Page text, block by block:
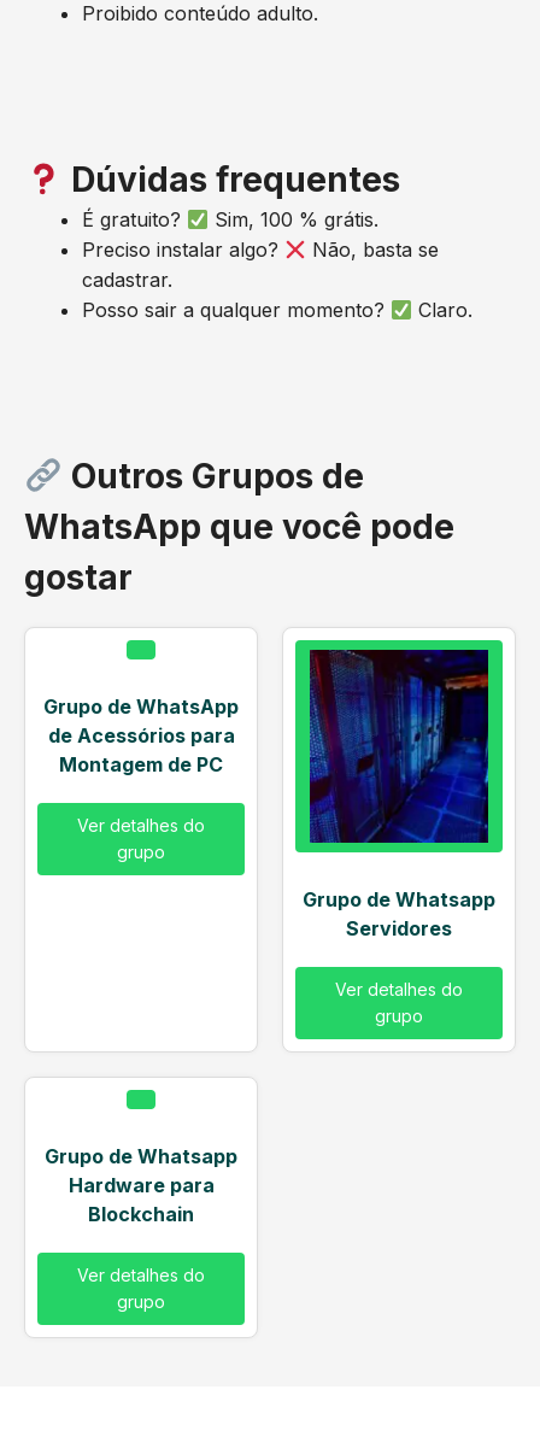
Proibido conteúdo adulto.
Dúvidas frequentes
É gratuito?
Sim, 100 % grátis.
Preciso instalar algo?
Não, basta se
cadastrar.
Posso sair a qualquer momento?
Claro.
Outros Grupos de
WhatsApp que você pode
gostar
Grupo de WhatsApp
de Acessórios para
Montagem de PC
Ver detalhes do
grupo
Grupo de Whatsapp
Servidores
Ver detalhes do
grupo
Grupo de Whatsapp
Hardware para
Blockchain
Ver detalhes do
grupo